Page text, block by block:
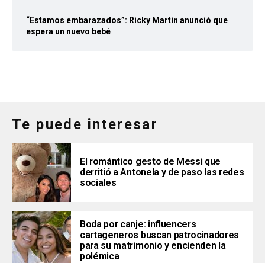
“Estamos embarazados”: Ricky Martin anunció que
espera un nuevo bebé
Te puede interesar
El romántico gesto de Messi que
derritió a Antonela y de paso las redes
sociales
Boda por canje: influencers
cartageneros buscan patrocinadores
para su matrimonio y encienden la
polémica